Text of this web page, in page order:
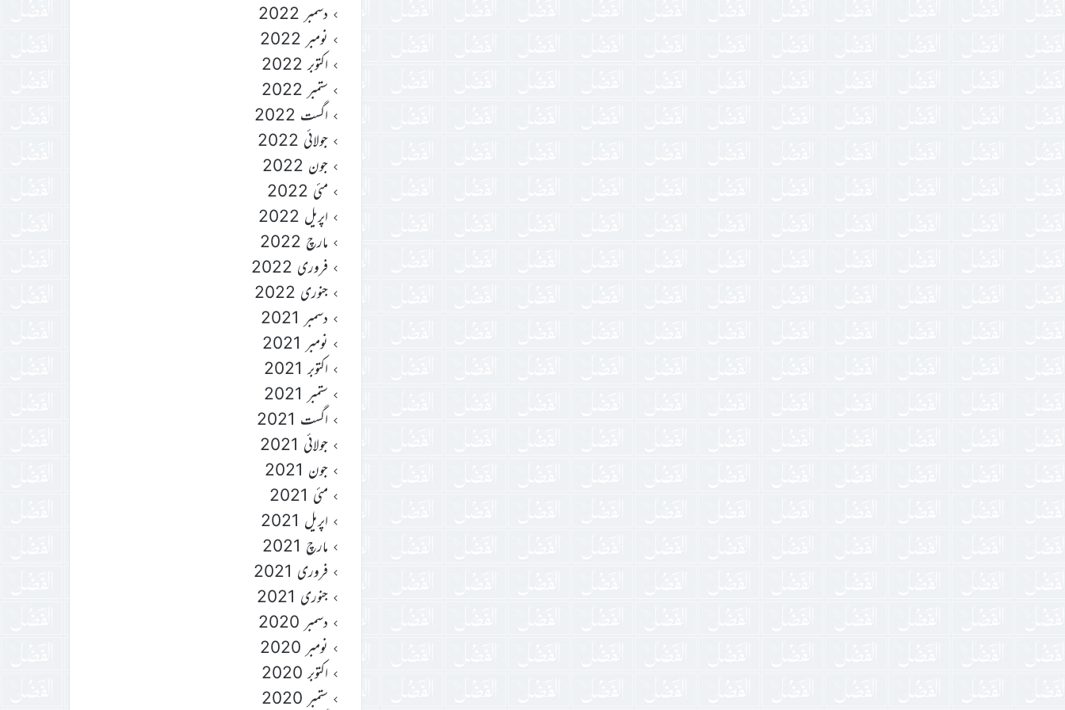
دسمبر 2022
نومبر 2022
اکتوبر 2022
ستمبر 2022
اگست 2022
جولائی 2022
جون 2022
مئی 2022
اپریل 2022
مارچ 2022
فروری 2022
جنوری 2022
دسمبر 2021
نومبر 2021
اکتوبر 2021
ستمبر 2021
اگست 2021
جولائی 2021
جون 2021
مئی 2021
اپریل 2021
مارچ 2021
فروری 2021
جنوری 2021
دسمبر 2020
نومبر 2020
اکتوبر 2020
ستمبر 2020